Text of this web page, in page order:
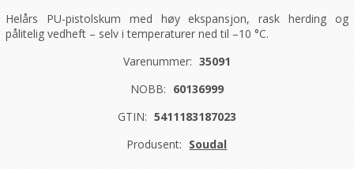
Helårs PU-pistolskum med høy ekspansjon, rask herding og
pålitelig vedheft – selv i temperaturer ned til –10 °C.
Varenummer: 35091
NOBB: 60136999
GTIN: 5411183187023
Produsent: Soudal